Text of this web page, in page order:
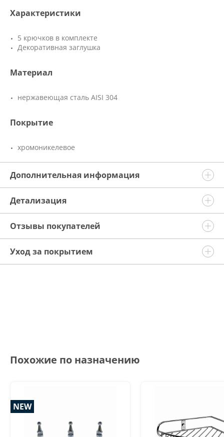
Характеристики
5 крючков в комплекте
Декоративная заглушка
Материал
нержавеющая сталь AISI 304
Покрытие
хромоникелевое
Дополнительная информация
Детализация
Отзывы покупателей
Уход за покрытием
Похожие по назначению
NEW